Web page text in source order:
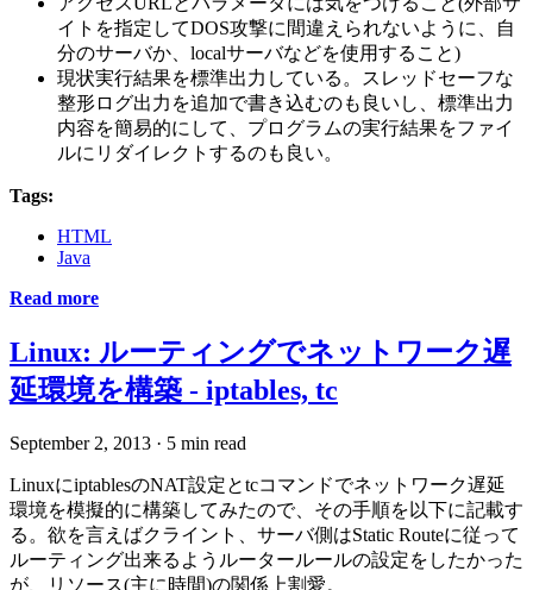
イトを指定してDOS攻撃に間違えられないように、自
分のサーバか、localサーバなどを使用すること)
現状実行結果を標準出力している。スレッドセーフな
整形ログ出力を追加で書き込むのも良いし、標準出力
内容を簡易的にして、プログラムの実行結果をファイ
ルにリダイレクトするのも良い。
Tags:
HTML
Java
Read more
Linux: ルーティングでネットワーク遅
延環境を構築 - iptables, tc
September 2, 2013 · 5 min read
LinuxにiptablesのNAT設定とtcコマンドでネットワーク遅延
環境を模擬的に構築してみたので、その手順を以下に記載す
る。欲を言えばクライント、サーバ側はStatic Routeに従って
ルーティング出来るようルータールールの設定をしたかった
が、リソース(主に時間)の関係上割愛。